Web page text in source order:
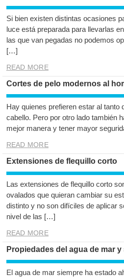
Si bien existen distintas ocasiones
luce está preparada para llevarlas
las que van pegadas no podemos
[…]
READ MORE
Cortes de pelo modernos al
Hay quienes prefieren estar al
cabello. Pero por otro lado también
mejor manera y tener mayor
READ MORE
Extensiones de flequillo corto
Las extensiones de flequillo corto
ovalados que quieran cambiar su
distinto y no son difíciles de aplicar
nivel de las […]
READ MORE
Propiedades del agua de mar
El agua de mar siempre ha estado